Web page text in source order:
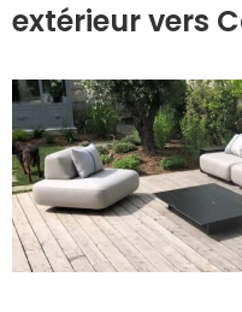
extérieur vers